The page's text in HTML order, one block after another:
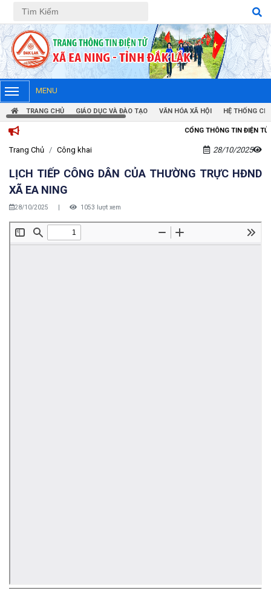
Tiếng Việt Tiếng Anh
MENU
TRANG CHỦ GIÁO DỤC VÀ ĐÀO TẠO VĂN HÓA XÃ HỘI HỆ THỐNG
CỔNG THÔNG TIN ĐIỆN TỬ UBND XÃ EA
Trang Chủ Công khai 28/10/2025
LỊCH TIẾP CÔNG DÂN CỦA THƯỜNG TRỰC HĐND
XÃ EA NING
28/10/2025 | 1053 lượt xem